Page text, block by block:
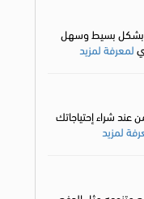
بشكل بسيط وسهل
لمعرفة لمزيد
عند شراء إحتياجاتك
لمزيد